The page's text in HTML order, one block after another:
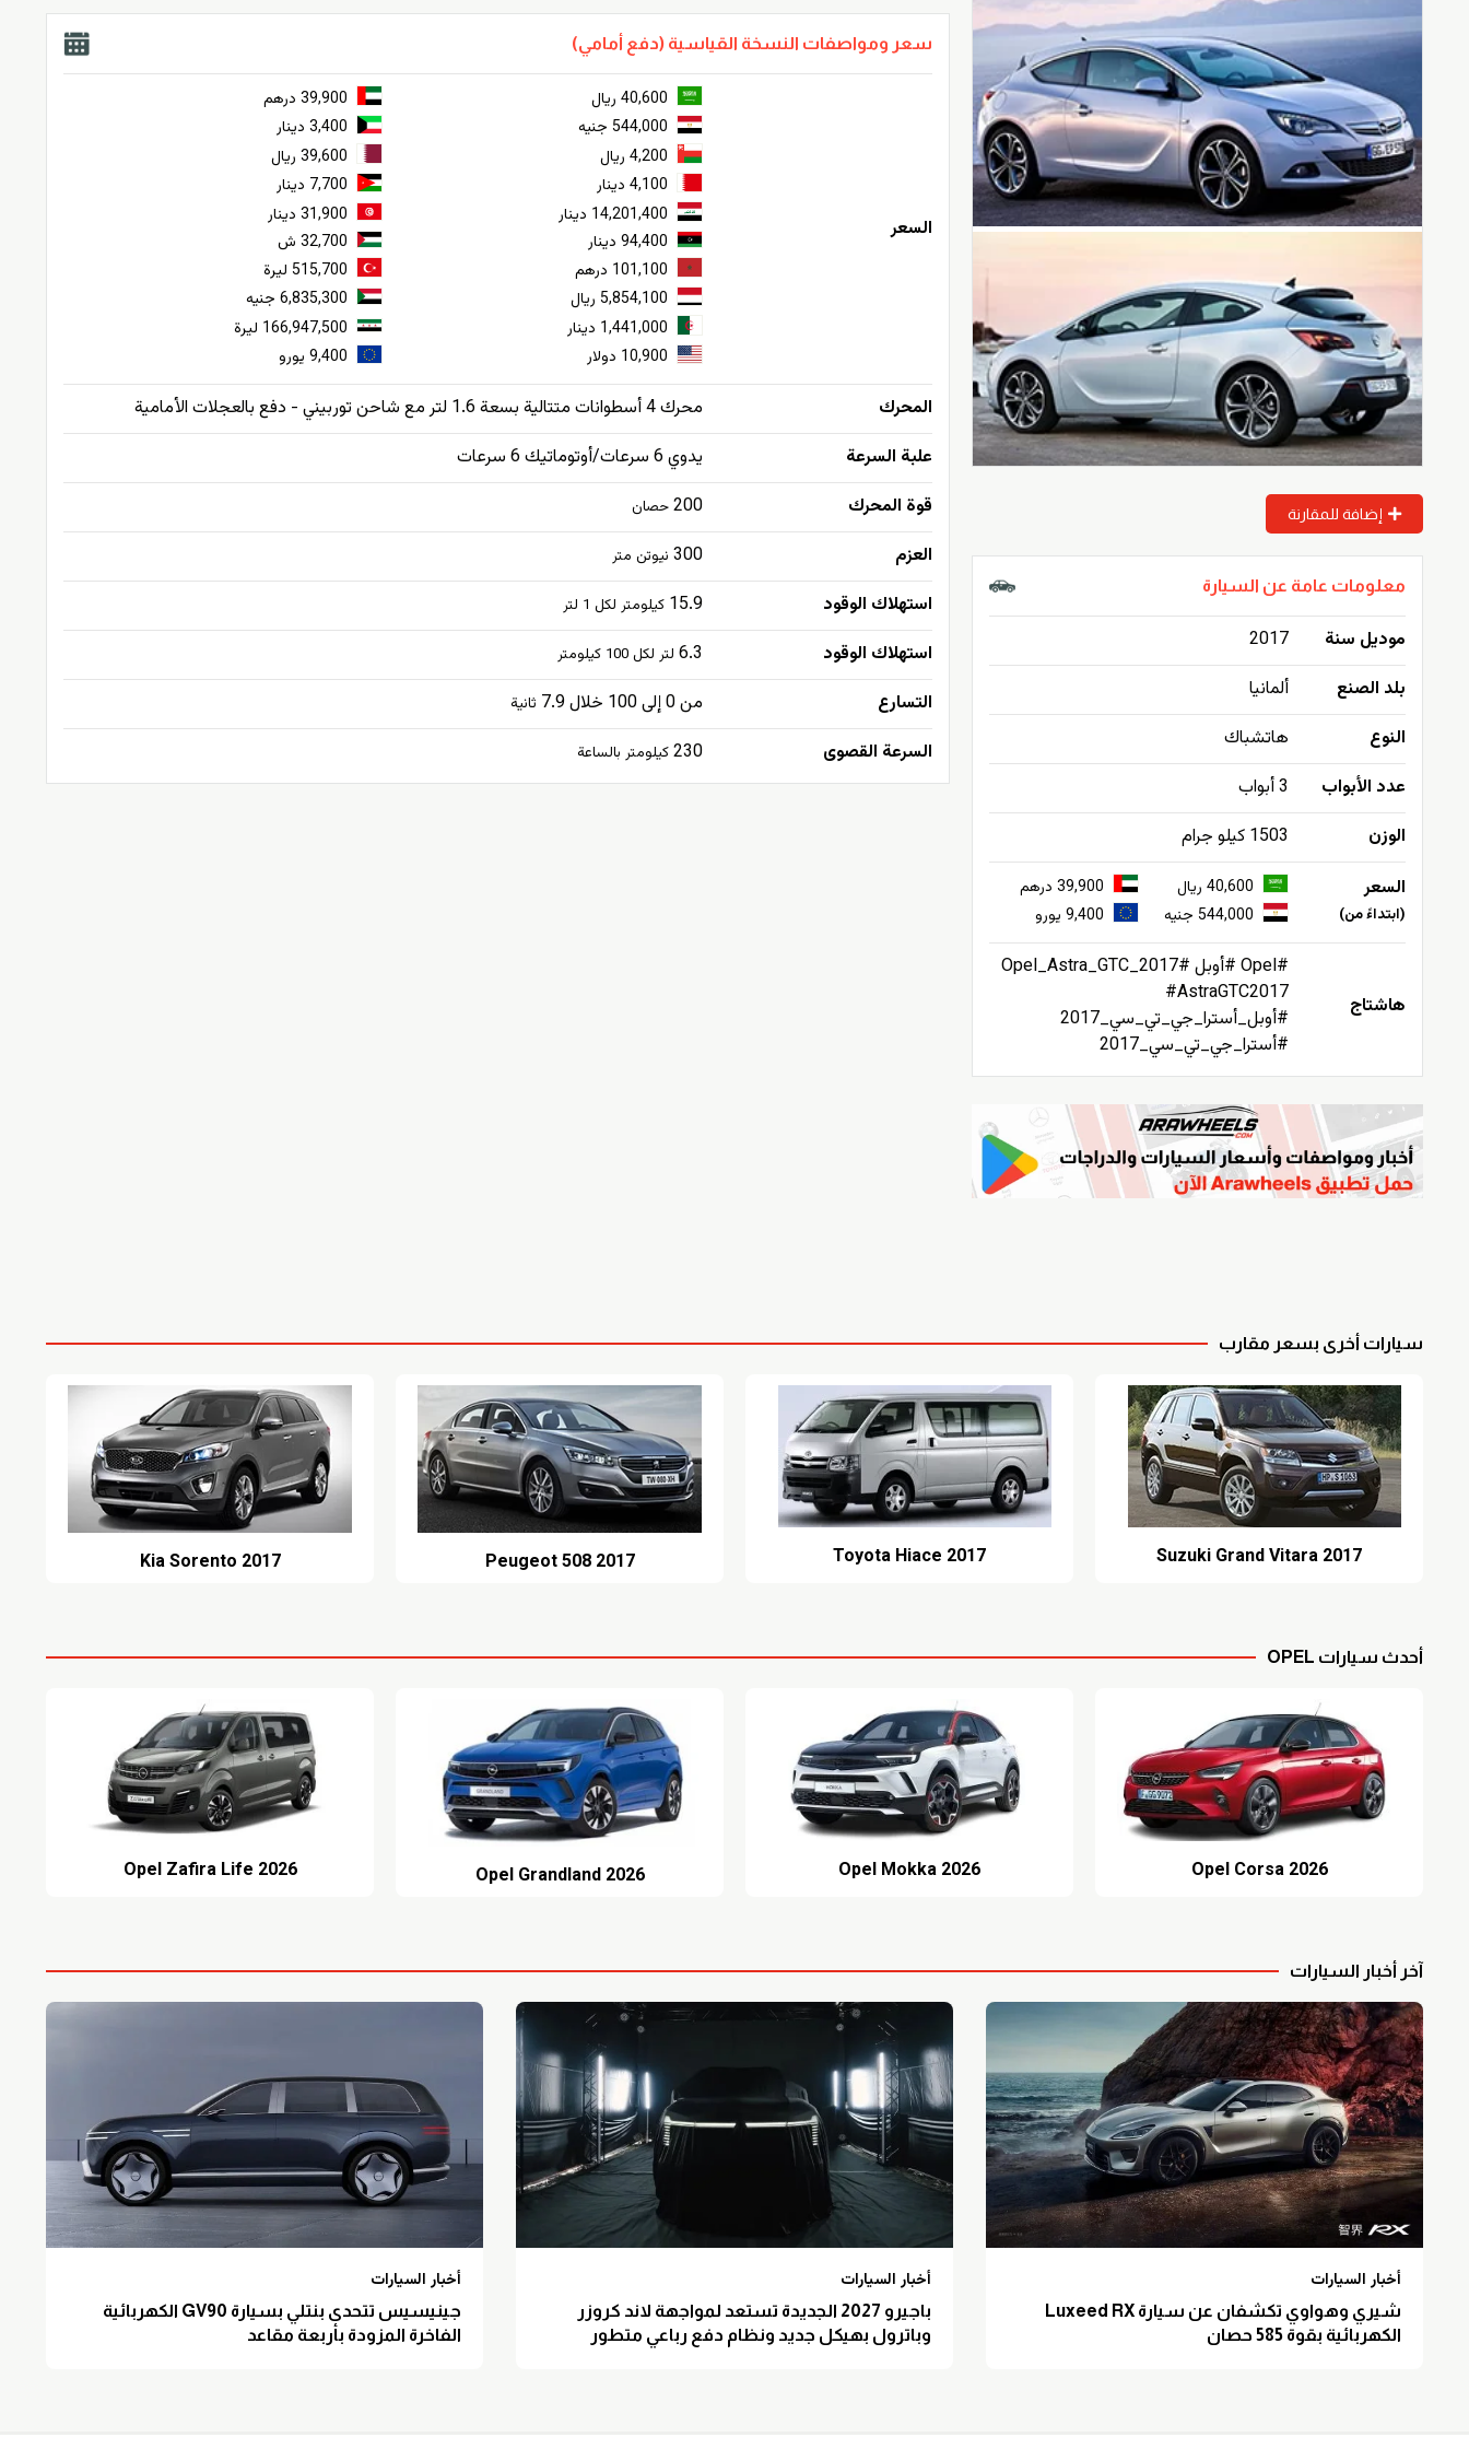
إضافة للمقارنة
معلومات عامة عن السيارة
موديل سنة
2017
بلد الصنع
ألمانيا
النوع
هاتشباك
عدد الأبواب
3 أبواب
الوزن
1503 كيلو جرام
السعر
(ابتداءً من)
40,600 ريال
39,900 درهم
544,000 جنيه
9,400 يورو
هاشتاج
#Opel #أوبل #Opel_Astra_GTC_2017
#AstraGTC2017
#أوبل_أسترا_جي_تي_سي_2017
#أسترا_جي_تي_سي_2017
سعر ومواصفات النسخة القياسية (دفع أمامي)
السعر
40,600 ريال
39,900 درهم
544,000 جنيه
3,400 دينار
4,200 ريال
39,600 ريال
4,100 دينار
7,700 دينار
14,201,400 دينار
31,900 دينار
94,400 دينار
32,700 ش
101,100 درهم
515,700 ليرة
5,854,100 ريال
6,835,300 جنيه
1,441,000 دينار
166,947,500 ليرة
10,900 دولار
9,400 يورو
المحرك
محرك 4 أسطوانات متتالية بسعة 1.6 لتر مع شاحن توربيني - دفع بالعجلات الأمامية
علبة السرعة
يدوي 6 سرعات/أوتوماتيك 6 سرعات
قوة المحرك
200 حصان
العزم 300 نيوتن متر
استهلاك الوقود 15.9 كيلومتر لكل 1 لتر
استهلاك الوقود 6.3 لتر لكل 100 كيلومتر
التسارع من 0 إلى 100 خلال 7.9 ثانية
السرعة القصوى 230 كيلومتر بالساعة
سيارات أخرى بسعر مقارب
Suzuki Grand Vitara 2017
Toyota Hiace 2017
Peugeot 508 2017
Kia Sorento 2017
أحدث سيارات OPEL
Opel Corsa 2026
Opel Mokka 2026
Opel Grandland 2026
Opel Zafira Life 2026
آخر أخبار السيارات
أخبار السيارات
شيري وهواوي تكشفان عن سيارة Luxeed RX
الكهربائية بقوة 585 حصان
أخبار السيارات
باجيرو 2027 الجديدة تستعد لمواجهة لاند كروزر
وباترول بهيكل جديد ونظام دفع رباعي متطور
أخبار السيارات
جينيسيس تتحدى بنتلي بسيارة GV90 الكهربائية
الفاخرة المزودة بأربعة مقاعد